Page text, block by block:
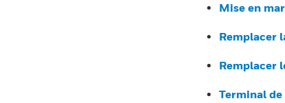
Mise en
Remplacer
Remplacer
Terminal